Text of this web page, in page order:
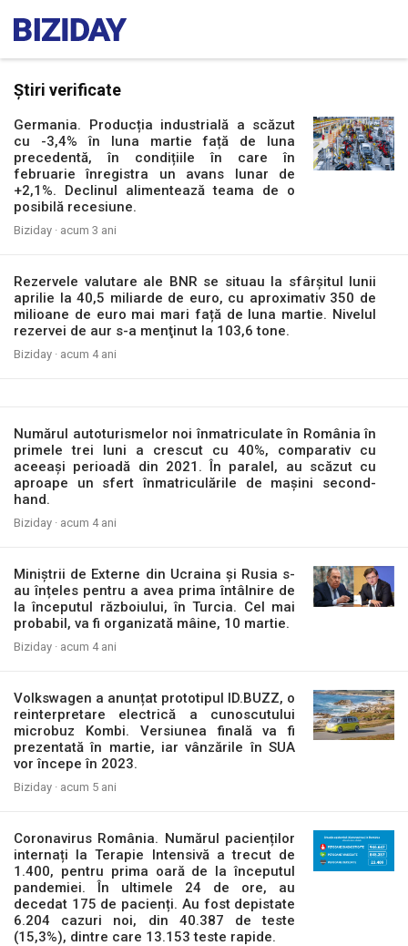
Știri verificate
Germania. Producția industrială a scăzut
cu -3,4% în luna martie față de luna
precedentă, în condițiile în care în
februarie înregistra un avans lunar de
+2,1%. Declinul alimentează teama de o
posibilă recesiune.
Biziday · acum 3 ani
Rezervele valutare ale BNR se situau la sfârșitul lunii
aprilie la 40,5 miliarde de euro, cu aproximativ 350 de
milioane de euro mai mari față de luna martie. Nivelul
rezervei de aur s-a menţinut la 103,6 tone.
Biziday · acum 4 ani
Numărul autoturismelor noi înmatriculate în România în
primele trei luni a crescut cu 40%, comparativ cu
aceeași perioadă din 2021. În paralel, au scăzut cu
aproape un sfert înmatriculările de mașini second-
hand.
Biziday · acum 4 ani
Miniștrii de Externe din Ucraina și Rusia s-
au înțeles pentru a avea prima întâlnire de
la începutul războiului, în Turcia. Cel mai
probabil, va fi organizată mâine, 10 martie.
Biziday · acum 4 ani
Volkswagen a anunțat prototipul ID.BUZZ, o
reinterpretare electrică a cunoscutului
microbuz Kombi. Versiunea finală va fi
prezentată în martie, iar vânzările în SUA
vor începe în 2023.
Biziday · acum 5 ani
Coronavirus România. Numărul pacienților
internați la Terapie Intensivă a trecut de
1.400, pentru prima oară de la începutul
pandemiei. În ultimele 24 de ore, au
decedat 175 de pacienți. Au fost depistate
6.204 cazuri noi, din 40.387 de teste
(15,3%), dintre care 13.153 teste rapide.